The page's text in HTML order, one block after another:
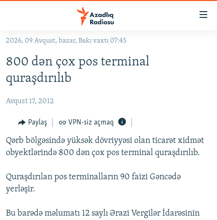
Əsas
qayıt
Əsas
naviqasiyaya
qayıt
KORRUPSIOMETR
#ƏSLINDƏ
FƏRQƏ BAX
QANUNI DOĞRU
ARAŞDIRMA
MULTIMEDIA
VIDEO
FOTOQALEREYA
RADIO ARXIV
OXU ZALI
HAQQIMIZDA
2026, 09 Avqust, bazar, Bakı vaxtı 07:45
800 dən çox pos terminal
quraşdırılıb
Avqust 17, 2012
Paylaş VPN-siz açmaq
Qərb bölgəsində yüksək dövriyyəsi olan ticarət xidmət
obyektlərində 800 dən çox pos terminal quraşdırılıb.
Quraşdırılan pos terminalların 90 faizi Gəncədə
yerləşir.
Bu barədə məlumatı 12 saylı Ərazi Vergilər İdarəsinin